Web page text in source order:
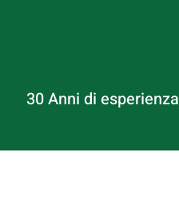
30 Anni di esperienza